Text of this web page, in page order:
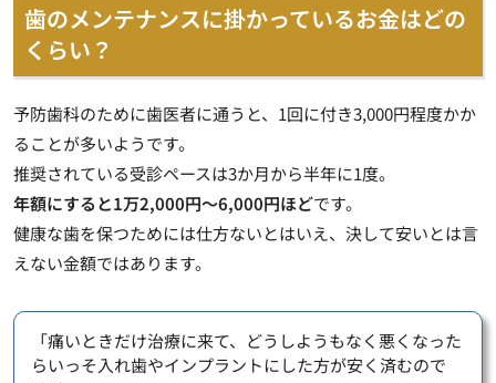
歯のメンテナンスに掛かっているお金はどの
くらい？
予防歯科のために歯医者に通うと、1回に付き3,000円程度かか
ることが多いようです。
推奨されている受診ペースは3か月から半年に1度。
年額にすると1万2,000円～6,000円ほどです。
健康な歯を保つためには仕方ないとはいえ、決して安いとは言
えない金額ではあります。
「痛いときだけ治療に来て、どうしようもなく悪くなった
らいっそ入れ歯やインプラントにした方が安く済むので